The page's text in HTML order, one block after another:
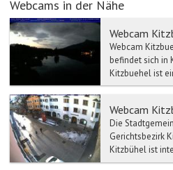
Webcams in der Nähe
Webcam
Webcam
befindet sich in
Kitzbuehel ist
Bezirksh...
Webcam
Die
Gerichtsbezirk
Kitzbühel ist
bedeutendsten